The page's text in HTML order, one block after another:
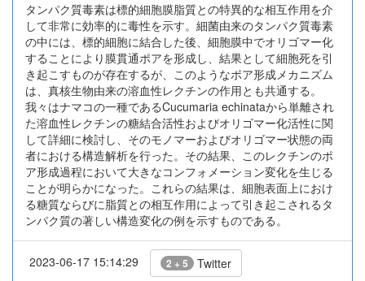
タンパク質毒素は標的細胞膜脂質との特異的な相互作用を介
して非常に効率的に毒性を示す。細菌由来のタンパク質毒素
の中には、標的細胞に結合した後、細胞膜中でオリゴマー化
することにより膜貫通ポアを形成し、結果として細胞死を引
き起こすものが存在するが、このようなポア形成メカニズム
は、真核生物由来の溶血性レクチンの作用とも共通する。
我々はナマコの一種であるCucumaria echinataから単離され
た溶血性レクチンの糖結合活性およびオリゴマー化活性に関
して詳細に検討し、そのモノマーおよびオリゴマー状態の両
者における構造解析を行った。その結果、このレクチンのポ
ア形成過程において大きなコンフォメーション変化を生じる
ことが明らかになった。これらの結果は、細胞表面上におけ
る糖質ならびに脂質との相互作用によって引き起こされるタ
ンパク質の著しい構造変化の例を示すものである。
2023-06-17 15:14:29 2 + 5 Twitter